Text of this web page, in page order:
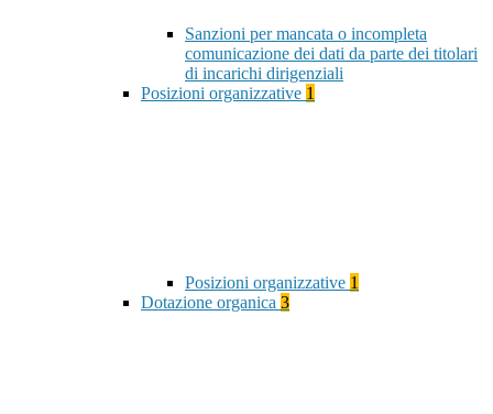
Sanzioni per mancata o incompleta
comunicazione dei dati da parte dei titolari
di incarichi dirigenziali
Posizioni organizzative 1
Posizioni organizzative 1
Dotazione organica 3